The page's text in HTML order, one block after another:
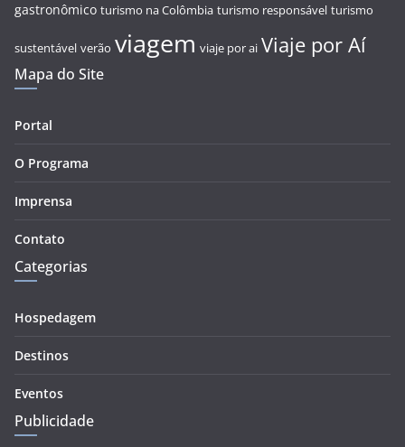
gastronômico turismo na Colômbia turismo responsável turismo
sustentável verão viagem viaje por ai Viaje por Aí
Mapa do Site
Portal
O Programa
Imprensa
Contato
Categorias
Hospedagem
Destinos
Eventos
Publicidade